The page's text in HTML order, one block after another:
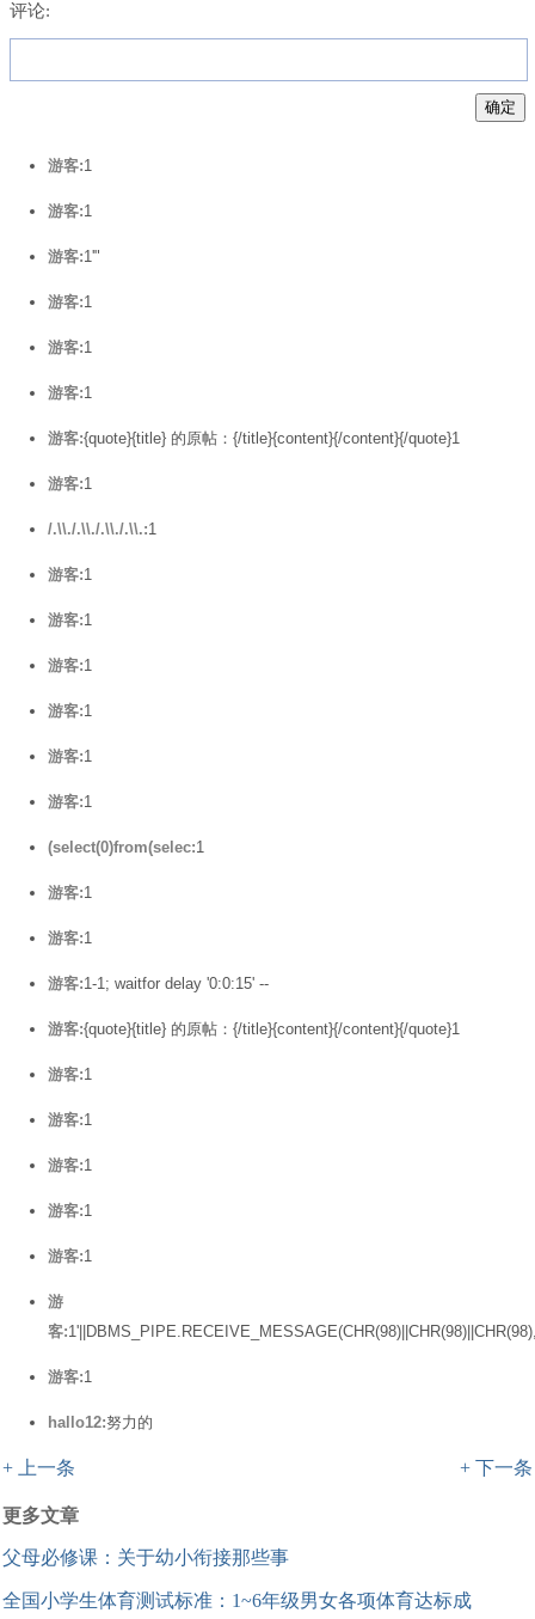
评论:
游客:1
游客:1
游客:1'"
游客:1
游客:1
游客:1
游客:{quote}{title} 的原帖：{/title}{content}{/content}{/quote}1
游客:1
/.\\./.\\./.\\./.\\.:1
游客:1
游客:1
游客:1
游客:1
游客:1
游客:1
(select(0)from(selec:1
游客:1
游客:1
游客:1-1; waitfor delay '0:0:15' --
游客:{quote}{title} 的原帖：{/title}{content}{/content}{/quote}1
游客:1
游客:1
游客:1
游客:1
游客:1
游
客:
游客:1
hallo12:努力的
+ 下一条
+ 上一条
更多文章
父母必修课：关于幼小衔接那些事
全国小学生体育测试标准：1~6年级男女各项体育达标成